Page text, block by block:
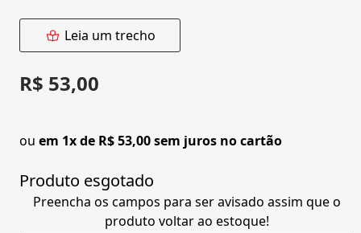
Leia um trecho
R$ 53,00
ou em 1x de R$ 53,00 sem juros no cartão
Produto esgotado
Preencha os campos para ser avisado assim que o
produto voltar ao estoque!